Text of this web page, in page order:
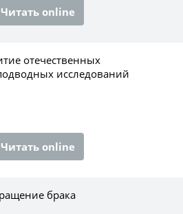
Читать online
отечественных
исследований
Читать online
брака